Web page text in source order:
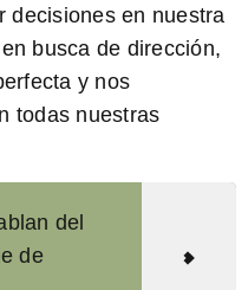
decisiones en nuestra
busca de dirección,
y nos
todas nuestras
del
de